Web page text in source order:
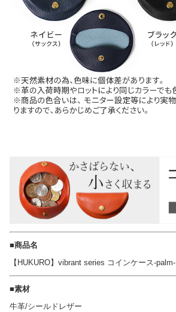
■商品名
【HUKURO】vibrant series コインケース-palm-
■素材
牛革/シールドレザー